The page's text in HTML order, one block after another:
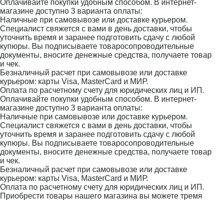
Оплачивайте покупки удобным способом. В интернет-
магазине доступно 3 варианта оплаты:
Наличные при самовывозе или доставке курьером.
Специалист свяжется с вами в день доставки, чтобы
уточнить время и заранее подготовить сдачу с любой
купюры. Вы подписываете товаросопроводительные
документы, вносите денежные средства, получаете товар
и чек.
Безналичный расчет при самовывозе или доставке
курьером: карты Visa, MasterCard и МИР.
Оплата по расчетному счету для юридических лиц и ИП.
Оплачивайте покупки удобным способом. В интернет-
магазине доступно 3 варианта оплаты:
Наличные при самовывозе или доставке курьером.
Специалист свяжется с вами в день доставки, чтобы
уточнить время и заранее подготовить сдачу с любой
купюры. Вы подписываете товаросопроводительные
документы, вносите денежные средства, получаете товар
и чек.
Безналичный расчет при самовывозе или доставке
курьером: карты Visa, MasterCard и МИР.
Оплата по расчетному счету для юридических лиц и ИП.
Приобрести товары нашего магазина вы можете тремя